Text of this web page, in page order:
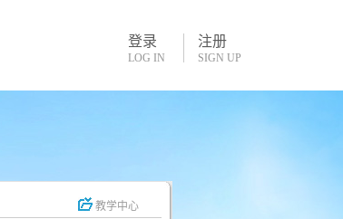
登录
LOG IN
注册
SIGN UP
教学中心